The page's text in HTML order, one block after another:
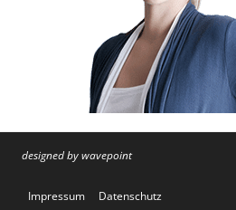
designed by wavepoint
Impressum Datenschutz